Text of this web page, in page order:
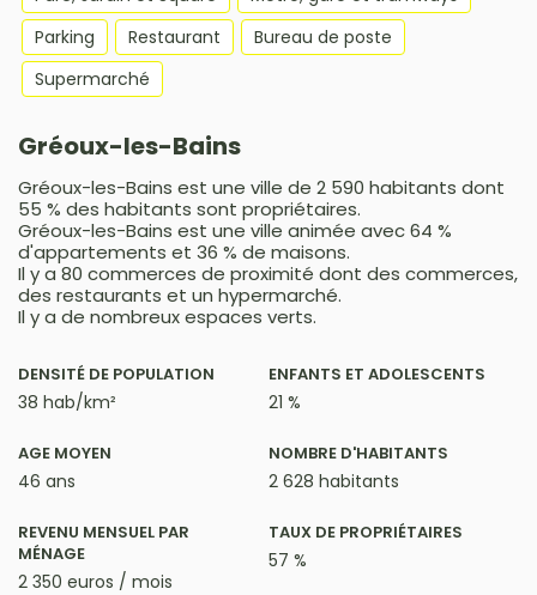
Parking
Restaurant
Bureau de poste
Supermarché
Gréoux-les-Bains
Gréoux-les-Bains est une ville de 2 590 habitants dont
55 % des habitants sont propriétaires.
Gréoux-les-Bains est une ville animée avec 64 %
d'appartements et 36 % de maisons.
Il y a 80 commerces de proximité dont des commerces,
des restaurants et un hypermarché.
Il y a de nombreux espaces verts.
DENSITÉ DE POPULATION
38 hab/km²
ENFANTS ET ADOLESCENTS
21 %
AGE MOYEN
46 ans
NOMBRE D'HABITANTS
2 628 habitants
REVENU MENSUEL PAR
MÉNAGE
2 350 euros / mois
TAUX DE PROPRIÉTAIRES
57 %